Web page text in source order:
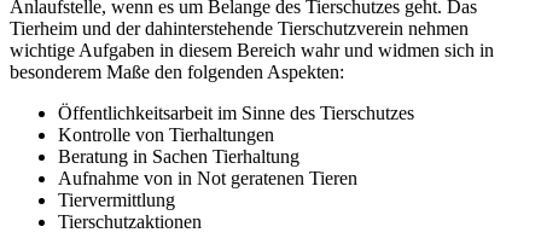
Anlaufstelle, wenn es um Belange des Tierschutzes geht. Das
Tierheim und der dahinterstehende Tierschutzverein nehmen
wichtige Aufgaben in diesem Bereich wahr und widmen sich in
besonderem Maße den folgenden Aspekten:
Öffentlichkeitsarbeit im Sinne des Tierschutzes
Kontrolle von Tierhaltungen
Beratung in Sachen Tierhaltung
Aufnahme von in Not geratenen Tieren
Tiervermittlung
Tierschutzaktionen